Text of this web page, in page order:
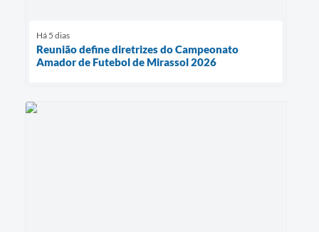
Há 5 dias
Reunião define diretrizes do Campeonato
Amador de Futebol de Mirassol 2026